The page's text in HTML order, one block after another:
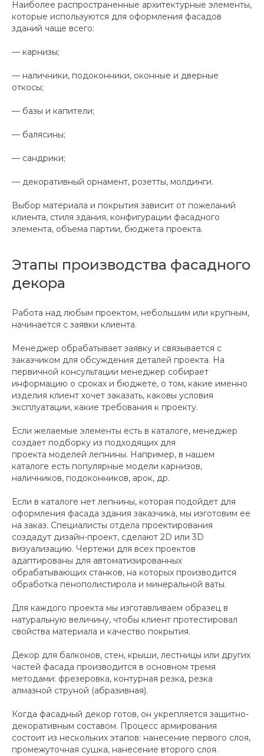
Наиболее распространенные архитектурные элементы,
которые используются для оформления фасадов
зданий чаще всего:
— карнизы;
— наличники, подоконники, оконные и дверные
откосы;
— базы и капители;
— балясины;
— сандрики;
— декоративный орнамент, розетты, молдинги.
Выбор материала и покрытия зависит от пожеланий
клиента, стиля здания, конфигурации фасадного
элемента, объема партии, бюджета проекта.
Этапы производства фасадного
декора
Работа над любым проектом, небольшим или крупным,
начинается с заявки клиента.
Менеджер обрабатывает заявку и связывается с
заказчиком для обсуждения деталей проекта. На
первичной консультации менеджер собирает
информацию о сроках и бюджете, о том, какие именно
изделия клиент хочет заказать, каковы условия
эксплуатации, какие требования к проекту.
Если желаемые элементы есть в каталоге, менеджер
создает подборку из подходящих для
проекта моделей лепнины. Например, в нашем
каталоге есть популярные модели карнизов,
наличников, подоконников, арок, др.
Если в каталоге нет лепнины, которая подойдет для
оформления фасада здания заказчика, мы изготовим ее
на заказ. Специалисты отдела проектирования
создадут дизайн-проект, сделают 2D или 3D
визуализацию. Чертежи для всех проектов
адаптированы для автоматизированных
обрабатывающих станков, на которых производится
обработка пенополистирола и минеральной ваты.
Для каждого проекта мы изготавливаем образец в
натуральную величину, чтобы клиент протестировал
свойства материала и качество покрытия.
Декор для балконов, стен, крыши, лестницы или других
частей фасада производится в основном тремя
методами: фрезеровка, контурная резка, резка
алмазной струной (абразивная).
Когда фасадный декор готов, он укрепляется защитно-
декоративным составом. Процесс армирования
состоит из нескольких этапов: нанесение первого слоя,
промежуточная сушка, нанесение второго слоя.